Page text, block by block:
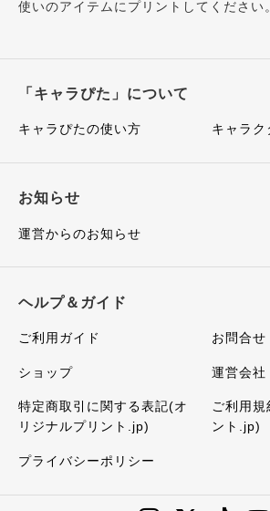
使いのアイテムにプリントしてください。
「キャラぴた」について
キャラぴたの使い方 キャラク
お知らせ
運営からのお知らせ
ヘルプ＆ガイド
ご利用ガイド お問合せ
ショップ 運営会社
特定商取引に関する表記(オ
リジナルプリント.jp)
ご利用規
ント.jp)
プライバシーポリシー